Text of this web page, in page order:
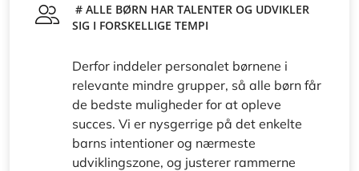
# ALLE BØRN HAR TALENTER OG UDVIKLER
SIG I FORSKELLIGE TEMPI
Derfor inddeler personalet børnene i
relevante mindre grupper, så alle børn får
de bedste muligheder for at opleve
succes. Vi er nysgerrige på det enkelte
barns intentioner og nærmeste
udviklingszone, og justerer rammerne